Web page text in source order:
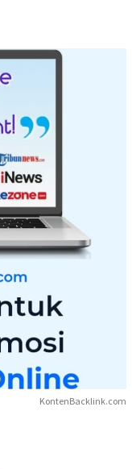
KontenBacklink.com